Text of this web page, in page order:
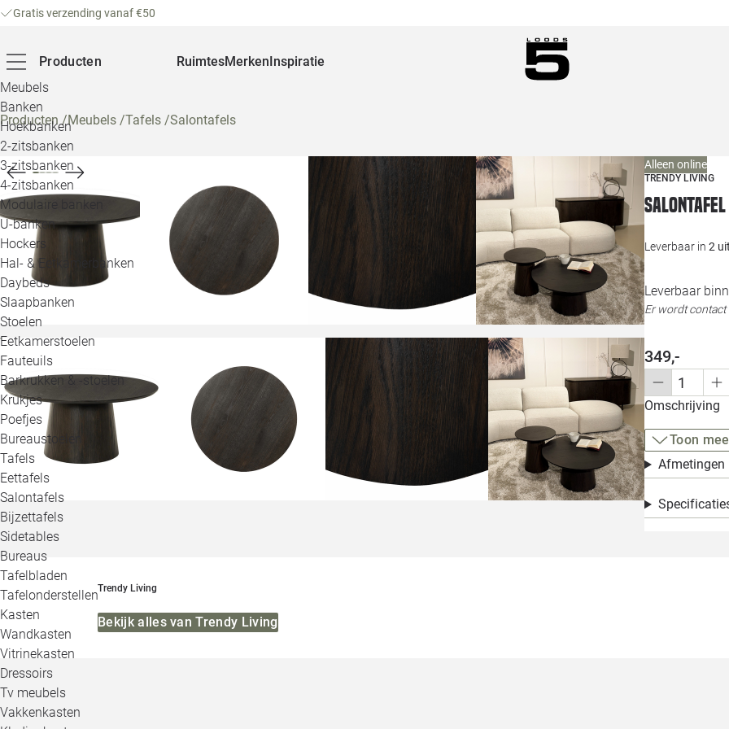
Gratis verzending vanaf €50
Producten
Meubels
Banken
Hoekbanken
2-zitsbanken
3-zitsbanken
4-zitsbanken
Modulaire banken
U-banken
Hockers
Hal- & Eetkamerbanken
Daybeds
Slaapbanken
Stoelen
Eetkamerstoelen
Fauteuils
Barkrukken & -stoelen
Krukjes
Poefjes
Bureaustoelen
Tafels
Eettafels
Salontafels
Bijzettafels
Sidetables
Bureaus
Tafelbladen
Tafelonderstellen
Kasten
Wandkasten
Vitrinekasten
Dressoirs
Tv meubels
Vakkenkasten
RuimtesMerkenInspiratie
Producten/Meubels /Tafels /Salontafels
Alleen online
TRENDY LIVING
Salontafel
Leverbaar in 2
Leverbaar
Er wordt
349,-
Omschrijving
Toon
Afmetingen
Trendy Living
Bekijk alles van Trendy Living